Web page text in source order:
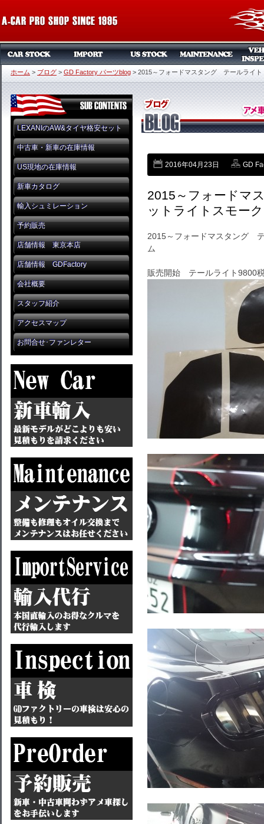
ホーム > ブログ > GD Factory パーツblog > 2015～フォードマスタング テールライ
LEXANIのAW&タイヤ格安セット
中古車・新車の在庫情報
US現地の在庫情報
新車カタログ
輸入シュミレーション
予約販売
店舗情報 東京本店
店舗情報 GDFactory
会社概要
スタッフ紹介
アクセスマップ
お問合せ･ファンレター
2016年04月23日 GD
2015～フォード
ットライトスモー
2015～フォードマスタング
ム
販売開始 テールライト9800